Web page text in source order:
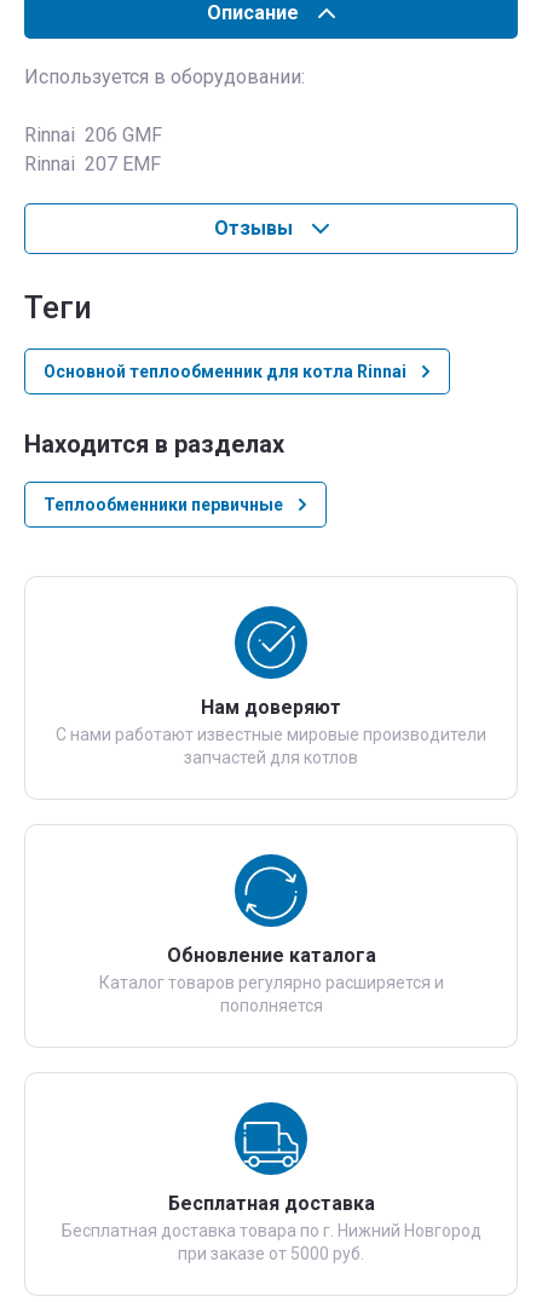
Описание
Используется в оборудовании:
Rinnai 206 GMF
Rinnai 207 EMF
Отзывы
теги
Основной теплообменник для котла Rinnai
Находится в разделах
Теплообменники первичные
Нам доверяют
С нами работают известные мировые производители
запчастей для котлов
Обновление каталога
Каталог товаров регулярно расширяется и
пополняется
Бесплатная доставка
Бесплатная доставка товара по г. Нижний Новгород
при заказе от 5000 руб.